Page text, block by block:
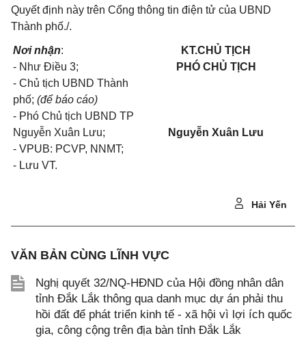
Quyết định này trên Cổng thông tin điện tử của UBND
Thành phố./.
Nơi nhận:
- Như Điều 3;
- Chủ tịch UBND Thành
phố; (để báo cáo)
- Phó Chủ tịch UBND TP
Nguyễn Xuân Lưu;
- VPUB: PCVP, NNMT;
- Lưu VT.
KT.CHỦ TỊCH
PHÓ CHỦ TỊCH
Nguyễn Xuân Lưu
Hải Yến
VĂN BẢN CÙNG LĨNH VỰC
Nghị quyết 32/NQ-HĐND của Hội đồng nhân dân
tỉnh Đắk Lắk thông qua danh mục dự án phải thu
hồi đất để phát triển kinh tế - xã hội vì lợi ích quốc
gia, công cộng trên địa bàn tỉnh Đắk Lắk